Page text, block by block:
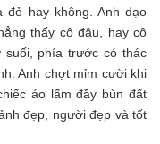
hay không. Anh dạo
thấy cô đâu, hay cô
phía trước có thác
Anh chợt mỉm cười khi
áo lấm đầy bùn đất
đẹp, người đẹp và tốt